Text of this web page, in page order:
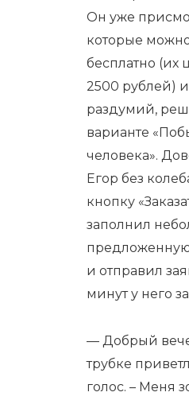
Он уже
которые
бесплатно (их
2500 рублей)
раздумий,
варианте
человека».
Егор без
кнопку
заполнил
и отправил
минут у него
— Добрый
трубке
голос. – Меня